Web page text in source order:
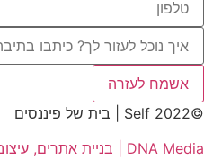
אשמח לעזרה
©2022 Self | בית של פיננסים
DNA Media | בניית אתרים, עיצוב אתרים ונראות דיגיטלית